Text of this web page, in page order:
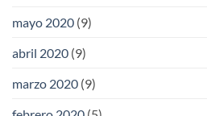
mayo 2020 (9)
abril 2020 (9)
marzo 2020 (9)